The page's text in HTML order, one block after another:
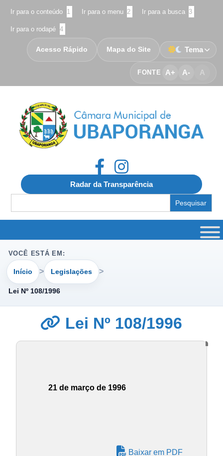
Ir para o conteúdo 1 Ir para o menu 2 Ir para a busca 3
Ir para o rodapé 4
FONTE A+ A- A
Acesso Rápido Mapa do Site Tema
Radar da Transparência
for:
VOCÊ ESTÁ EM:
Início Legislações
Lei Nº 108/1996
Lei Nº 108/1996
21 de março de 1996
Baixar em PDF